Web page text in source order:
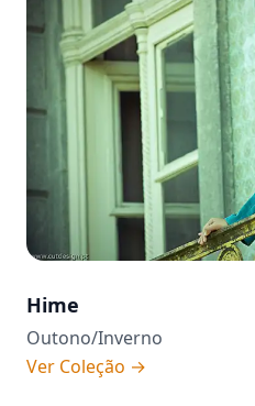
Hime
Outono/Inverno
Ver Coleção →